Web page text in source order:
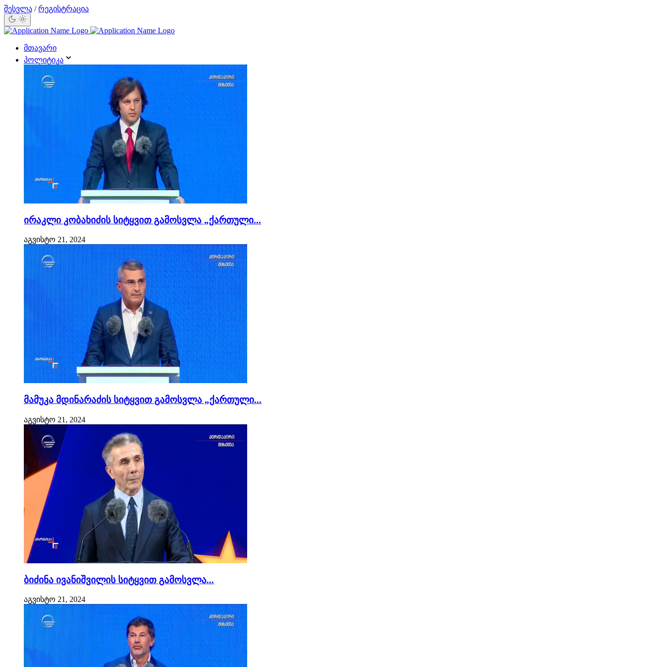
შესვლა / რეგისტრაცია
მთავარი
პოლიტიკა
ირაკლი კობახიძის სიტყვით გამოსვლა „ქართული...
აგვისტო 21, 2024
მამუკა მდინარაძის სიტყვით გამოსვლა „ქართული...
აგვისტო 21, 2024
ბიძინა ივანიშვილის სიტყვით გამოსვლა...
აგვისტო 21, 2024